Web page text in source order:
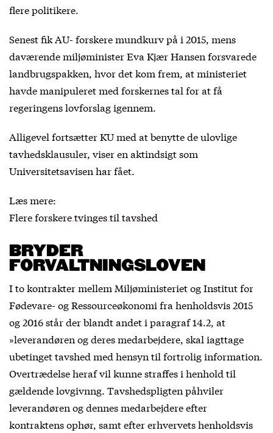
flere politikere.
Senest fik AU- forskere mundkurv på i 2015, mens
daværende miljøminister Eva Kjær Hansen forsvarede
landbrugspakken, hvor det kom frem, at ministeriet
havde manipuleret med forskernes tal for at få
regeringens lovforslag igennem.
Alligevel fortsætter KU med at benytte de ulovlige
tavhedsklausuler, viser en aktindsigt som
Universitetsavisen har fået.
Læs mere:
Flere forskere tvinges til tavshed
BRYDER
FORVALTNINGSLOVEN
I to kontrakter mellem Miljøministeriet og Institut for
Fødevare- og Ressourceøkonomi fra henholdsvis 2015
og 2016 står der blandt andet i paragraf 14.2, at
»leverandøren og deres medarbejdere, skal iagttage
ubetinget tavshed med hensyn til fortrolig information.
Overtrædelse heraf vil kunne straffes i henhold til
gældende lovgivnng. Tavshedspligten påhviler
leverandøren og dennes medarbejdere efter
kontraktens ophør, samt efter erhvervets henholdsvis